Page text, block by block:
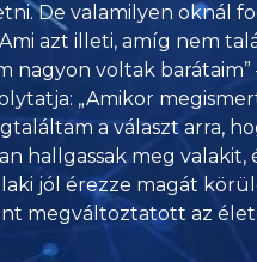
De valamilyen oknál
azt illeti, amíg nem
nagyon voltak barátaim”
„Amikor
a választ arra,
hallgassak meg valakit,
jól érezze magát
megváltoztatott az